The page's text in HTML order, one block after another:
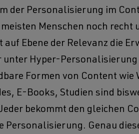
der Personalisierung im
Menschen noch recht
auf Ebene der Relevanz die
unter Hyper-
Formen von Content wie
E-Books, Studien sind
bekommt den gleichen
Personalisierung. Genau